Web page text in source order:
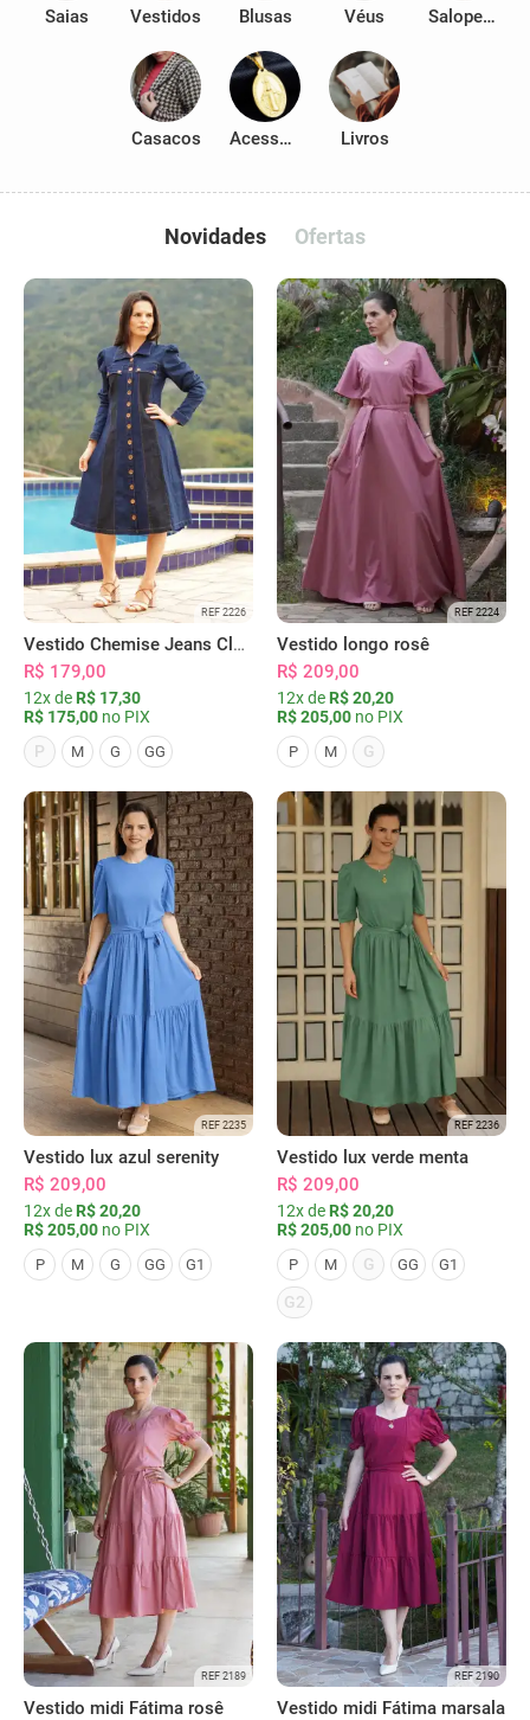
Saias Vestidos Blusas Véus Salopetes
Casacos Acessórios Livros
Novidades Ofertas
REF 2226
Vestido Chemise Jeans Clássica Serena
R$ 179,00
12x de R$ 17,30
R$ 175,00 no PIX
P
M G GG
REF 2224
Vestido longo rosê
R$ 209,00
12x de R$ 20,20
R$ 205,00 no PIX
P M G
REF 2235
Vestido lux azul serenity
R$ 209,00
12x de R$ 20,20
R$ 205,00 no PIX
P M G GG G1
REF 2236
Vestido lux verde menta
R$ 209,00
12x de R$ 20,20
R$ 205,00 no PIX
P M G GG G1
G2
REF 2189
Vestido midi Fátima rosê
REF 2190
Vestido midi Fátima marsala